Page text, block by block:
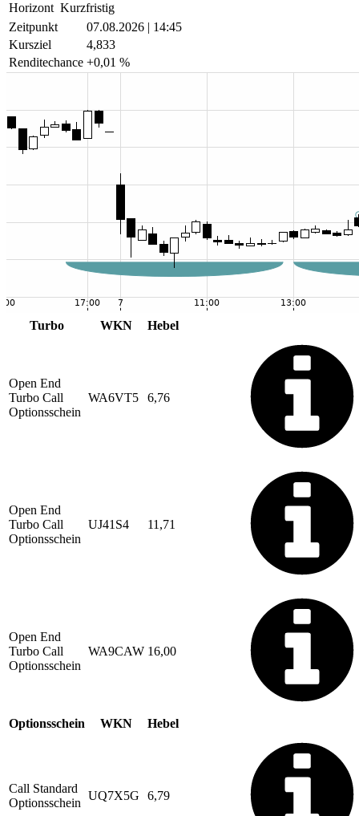
Horizont Kurzfristig
Zeitpunkt
07.08.2026 | 14:45
Kursziel
4,833
Renditechance +0,01 %
Turbo WKN Hebel
Open End
Turbo Call
Optionsschein
WA6VT5 6,76
Open End
Turbo Call
Optionsschein
UJ41S4 11,71
Open End
Turbo Call
Optionsschein
WA9CAW 16,00
Optionsschein WKN Hebel
Call Standard
Optionsschein
UQ7X5G 6,79